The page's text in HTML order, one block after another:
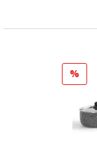
%